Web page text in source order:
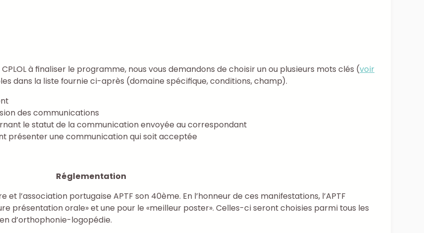
à finaliser le programme, nous vous demandons de choisir un ou plusieurs mots clés (voir
dans la liste fournie ci-après (domaine spécifique, conditions, champ).
des communications
le statut de la communication envoyée au correspondant
présenter une communication qui soit acceptée
Réglementation
et l’association portugaise APTF son 40ème. En l’honneur de ces manifestations, l’APTF
présentation orale» et une pour le «meilleur poster». Celles-ci seront choisies parmi tous les
d’orthophonie-logopédie.